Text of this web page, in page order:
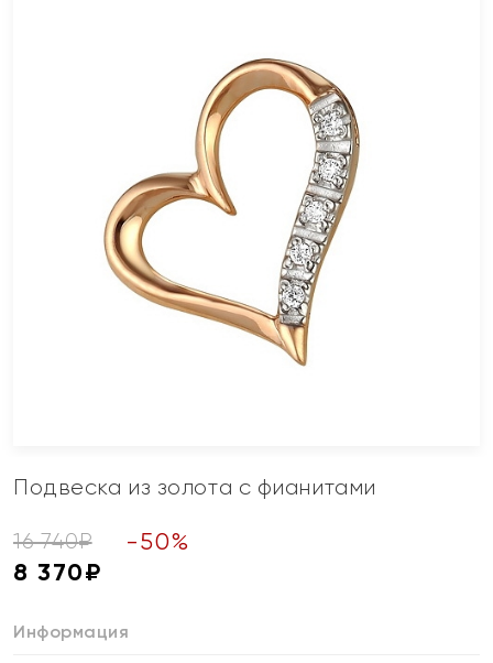
Подвеска из золота с фианитами
16 740₽ -50%
8 370₽
Информация